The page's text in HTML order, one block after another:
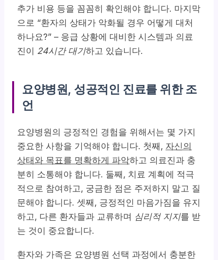
추가 비용 등을 꼼꼼히 확인해야 합니다. 마지막
으로 “환자의 상태가 악화될 경우 어떻게 대처
하나요?” – 응급 상황에 대비한 시스템과 의료
진이 24시간 대기하고 있습니다.
요양병원, 성공적인 진료를 위한 조
언
요양병원의 긍정적인 경험을 위해서는 몇 가지
중요한 사항을 기억해야 합니다. 첫째, 자신의
상태와 목표를 명확하게 파악하고 의료진과 충
분히 소통해야 합니다. 둘째, 치료 계획에 적극
적으로 참여하고, 궁금한 점은 주저하지 말고 질
문해야 합니다. 셋째, 긍정적인 마음가짐을 유지
하고, 다른 환자들과 교류하며 심리적 지지를 받
는 것이 중요합니다.
환자와 가족은 요양병원 선택 과정에서 충분한